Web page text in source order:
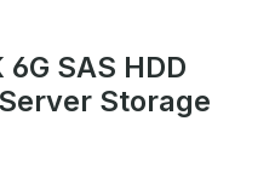
SAS HDD
Storage